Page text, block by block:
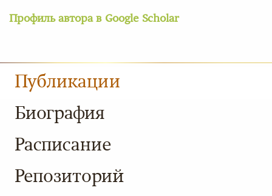
Профиль автора в Google Scholar
Публикации
Биография
Расписание
Репозиторий